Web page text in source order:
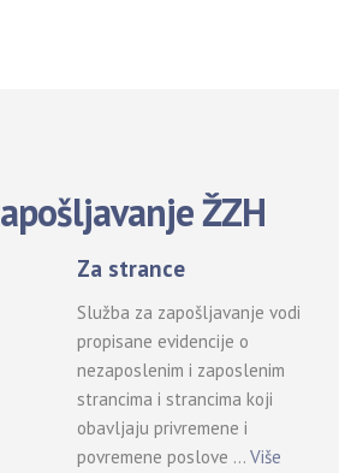
ŽZH
Za strance
Služba za zapošljavanje vodi
propisane evidencije o
nezaposlenim i zaposlenim
strancima i strancima koji
obavljaju privremene i
povremene poslove …Više